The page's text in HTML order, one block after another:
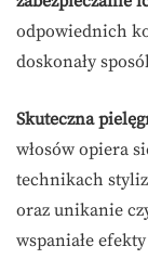
odpowiednich
doskonały
Skuteczna
włosów opiera
technikach
oraz unikanie
wspaniałe